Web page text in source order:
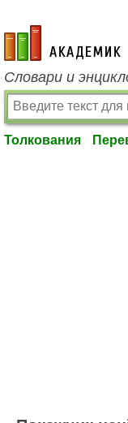
academic.ru
Словари и
Толкования